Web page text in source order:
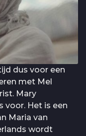
dus voor een
met Mel
Mary
voor. Het is een
Maria van
wordt